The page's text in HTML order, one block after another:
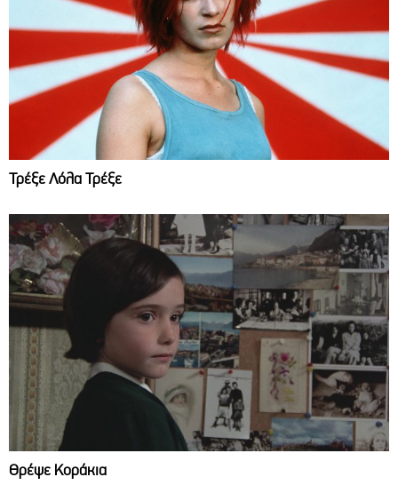
Τρέξε Λόλα Τρέξε
Θρέψε Κοράκια